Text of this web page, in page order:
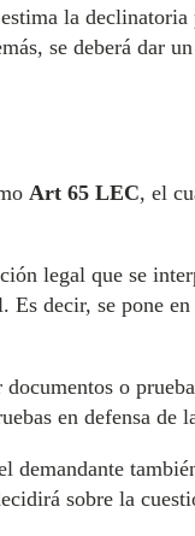
la
se deberá dar
Art 65 LEC, el
legal que se
decir, se pone
o
en defensa
sobre la